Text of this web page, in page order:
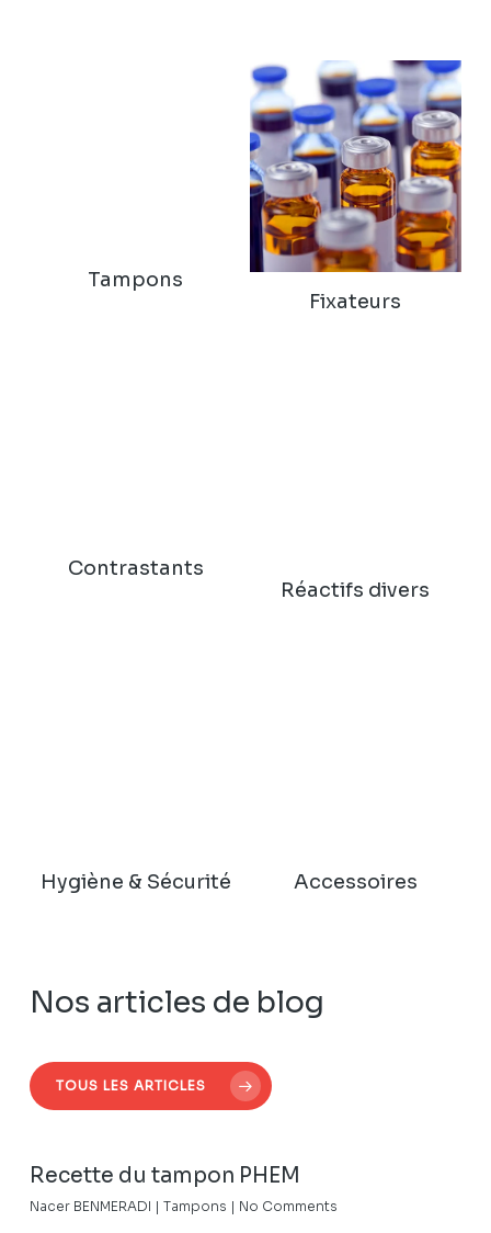
Tampons
Fixateurs
Contrastants
Réactifs divers
Hygiène & Sécurité Accessoires
Nos articles de blog
TOUS LES ARTICLES
Recette du tampon PHEM
Nacer BENMERADI | Tampons | No Comments